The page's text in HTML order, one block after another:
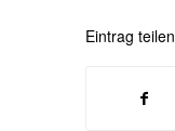
Eintrag teilen